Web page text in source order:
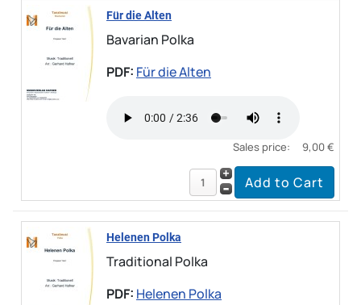
Für die Alten
Bavarian Polka
PDF: Für die Alten
Sales price: 9,00 €
Helenen Polka
Traditional Polka
PDF: Helenen Polka